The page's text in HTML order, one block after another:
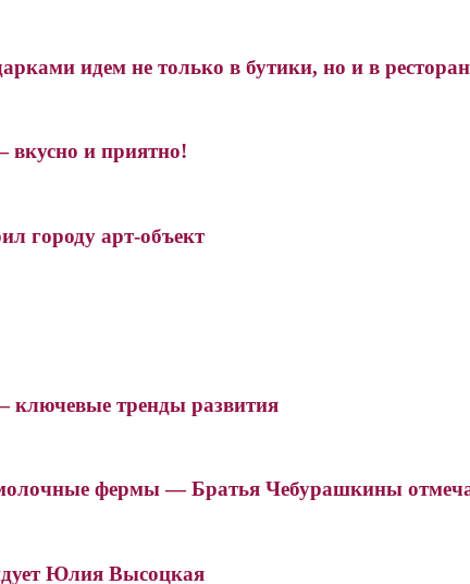
идем не только в бутики, но и в
и приятно!
городу арт-объект
тренды развития
фермы — Братья Чебурашкины
Юлия Высоцкая